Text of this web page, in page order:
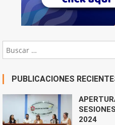
PUBLICACIONES
2024